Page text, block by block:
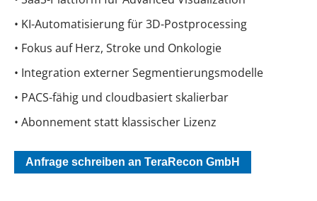
• KI-Automatisierung für 3D-Postprocessing
• Fokus auf Herz, Stroke und Onkologie
• Integration externer Segmentierungsmodelle
• PACS-fähig und cloudbasiert skalierbar
• Abonnement statt klassischer Lizenz
Anfrage schreiben an TeraRecon GmbH